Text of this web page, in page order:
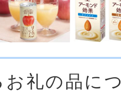
礼の品につ